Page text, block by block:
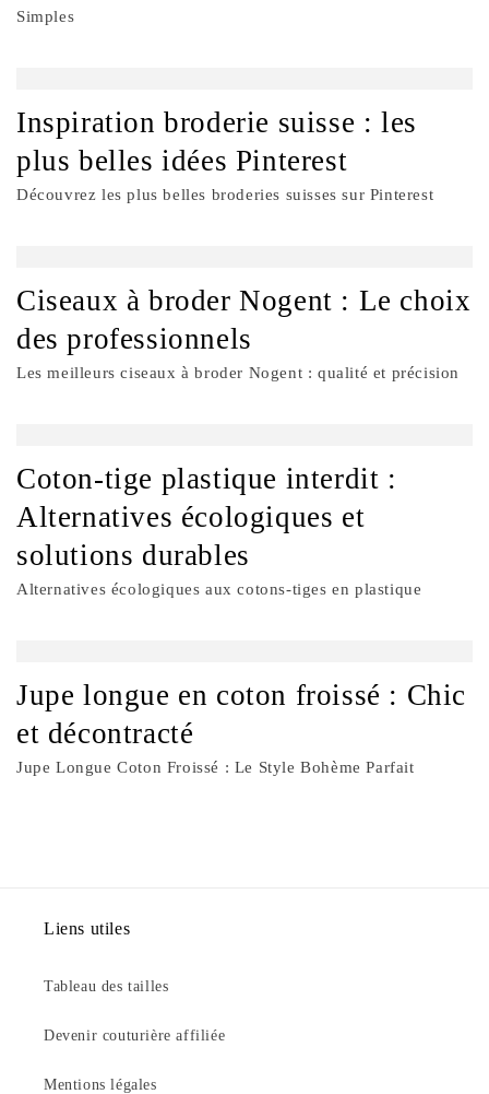
Simples
Inspiration broderie suisse : les
plus belles idées Pinterest
Découvrez les plus belles broderies suisses sur Pinterest
Ciseaux à broder Nogent : Le choix
des professionnels
Les meilleurs ciseaux à broder Nogent : qualité et précision
Coton-tige plastique interdit :
Alternatives écologiques et
solutions durables
Alternatives écologiques aux cotons-tiges en plastique
Jupe longue en coton froissé : Chic
et décontracté
Jupe Longue Coton Froissé : Le Style Bohème Parfait
Liens utiles
Tableau des tailles
Devenir couturière affiliée
Mentions légales